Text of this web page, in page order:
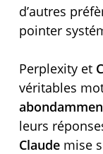
d’autres
pointer
Perplexity et
véritables
leurs
Claudemise